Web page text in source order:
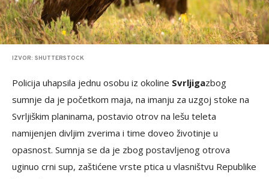
IZVOR: SHUTTERSTOCK
Policija uhapsila jednu osobu iz okoline Svrljigazbog
sumnje da je početkom maja, na imanju za uzgoj stoke na
Svrljiškim planinama, postavio otrov na lešu teleta
namijenjen divljim zverima i time doveo životinje u
opasnost. Sumnja se da je zbog postavljenog otrova
uginuo crni sup, zaštićene vrste ptica u vlasništvu Republike